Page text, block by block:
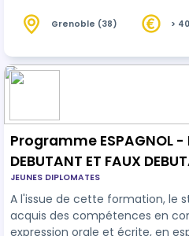
compétences pouvant être
Accompagner le
(BLOC 1) Exercer son activité
Grenoble (38) >
Programme ESPAGNOL -
DEBUTANT ET FAUX
JEUNES DIPLOMATES
A l'issue de cette formation, le
acquis des compétences en
expression orale et écrite, en